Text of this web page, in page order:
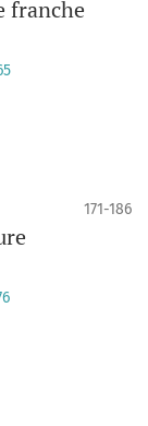
franche
171-186